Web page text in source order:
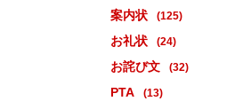
案内状 (125)
お礼状 (24)
お詫び文 (32)
PTA (13)